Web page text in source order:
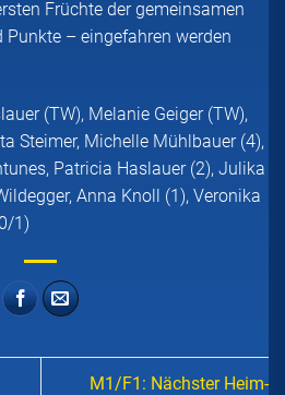
Früchte der gemeinsamen
– eingefahren werden
(TW), Melanie Geiger (TW),
Steimer, Michelle Mühlbauer (4),
Patricia Haslauer (2), Julika
Anna Knoll (1), Veronika
1)
M1/F1: Nächster Heim-